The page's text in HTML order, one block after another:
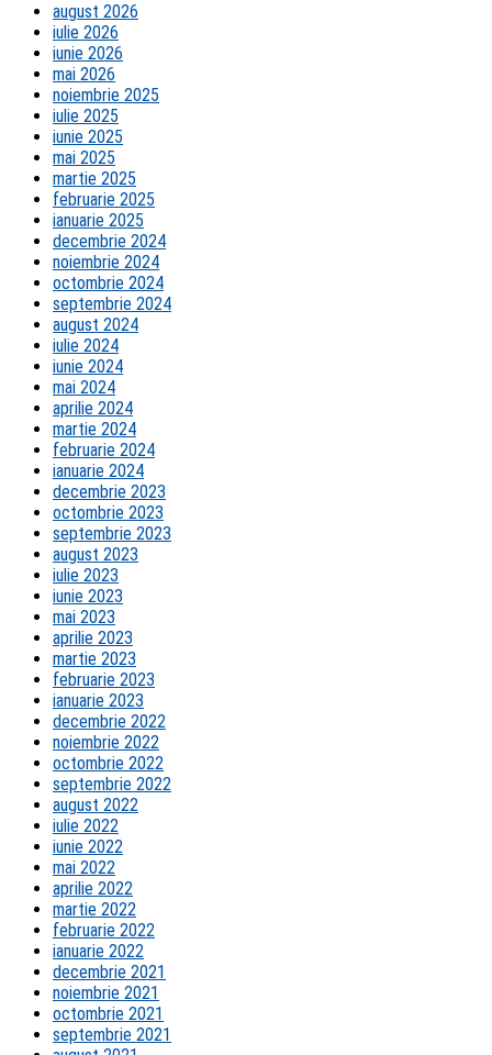
august 2026
iulie 2026
iunie 2026
mai 2026
noiembrie 2025
iulie 2025
iunie 2025
mai 2025
martie 2025
februarie 2025
ianuarie 2025
decembrie 2024
noiembrie 2024
octombrie 2024
septembrie 2024
august 2024
iulie 2024
iunie 2024
mai 2024
aprilie 2024
martie 2024
februarie 2024
ianuarie 2024
decembrie 2023
octombrie 2023
septembrie 2023
august 2023
iulie 2023
iunie 2023
mai 2023
aprilie 2023
martie 2023
februarie 2023
ianuarie 2023
decembrie 2022
noiembrie 2022
octombrie 2022
septembrie 2022
august 2022
iulie 2022
iunie 2022
mai 2022
aprilie 2022
martie 2022
februarie 2022
ianuarie 2022
decembrie 2021
noiembrie 2021
octombrie 2021
septembrie 2021